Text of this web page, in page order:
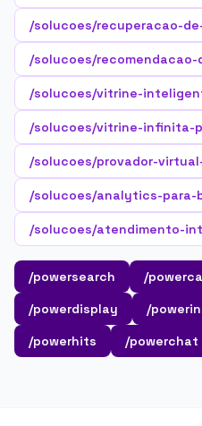
/solucoes/recuperacao-
/solucoes/
/solucoes/vitrine-
/solucoes/vitrine-infinita-
/solucoes/provador-
/solucoes/analytics-para-
/solucoes/atendimento-
/powersearch /
/powerdisplay
/
/powerhits
/powerchat